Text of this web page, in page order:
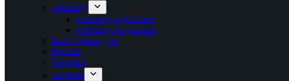
wibratory
wibratory pogrążalne
wibratory przyczepne
listwy wibracyjne
frezarki
wiertnice
szlifierki